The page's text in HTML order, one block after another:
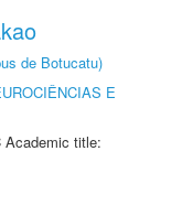
de Botucatu)
E
Academic title: